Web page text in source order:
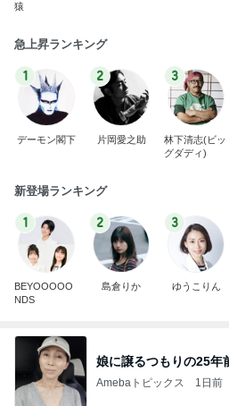
猿
急上昇ランキング
1
デーモン閣下
2
片岡愛之助
3
林下清志(ビッ
グダディ)
新登場ランキング
1
BEYOOOOO
NDS
2
島倉りか
3
ゆうこりん
娘に譲るつもりの25年
Amebaトピックス 1日前